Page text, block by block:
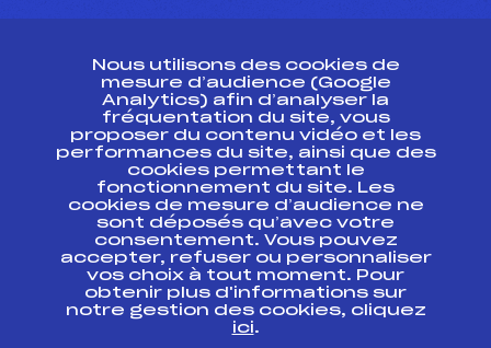
Ressources
Pass’Neige
Projet sportif fédéral
Projet de performance fédéral
Antidopage
Pôle Développement, Formation, Suivi
Scientifique
Listes ministérielles
Pôle vie de l’athlète
Enseignement professionnel
Nous utilisons des cookies de
mesure d’audience (Google
Analytics) afin d’analyser la
fréquentation du site, vous
proposer du contenu vidéo et les
performances du site, ainsi que des
cookies permettant le
fonctionnement du site. Les
cookies de mesure d’audience ne
sont déposés qu’avec votre
consentement. Vous pouvez
accepter, refuser ou personnaliser
vos choix à tout moment. Pour
obtenir plus d'informations sur
notre gestion des cookies, cliquez
ici.